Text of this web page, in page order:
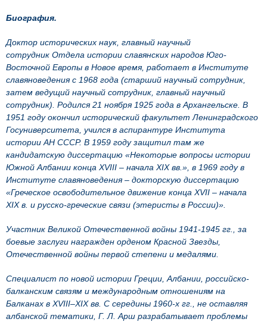
Биография.
Доктор исторических наук, главный научный
сотрудник Отдела истории славянских народов Юго-
Восточной Европы в Новое время, работает в Институте
славяноведения с 1968 года (старший научный сотрудник,
затем ведущий научный сотрудник, главный научный
сотрудник). Родился 21 ноября 1925 года в Архангельске. В
1951 году окончил исторический факультет Ленинградского
Госуниверситета, учился в аспирантуре Института
истории АН СССР. В 1959 году защитил там же
кандидатскую диссертацию «Некоторые вопросы истории
Южной Албании конца XVIII – начала XIX вв.», в 1969 году в
Институте славяноведения – докторскую диссертацию
«Греческое освободительное движение конца XVII – начала
XIX в. и русско-греческие связи (этеристы в России)».
Участник Великой Отечественной войны 1941-1945 гг., за
боевые заслуги награжден орденом Красной Звезды,
Отечественной войны первой степени и медалями.
Специалист по новой истории Греции, Албании, российско-
балканским связям и международным отношениям на
Балканах в XVIII–XIX вв. С середины 1960-х гг., не оставляя
албанской тематики, Г. Л. Арш разрабатывает проблемы